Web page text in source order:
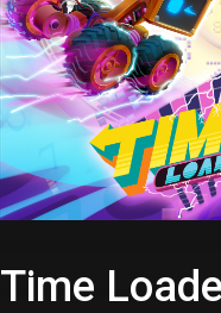
Time